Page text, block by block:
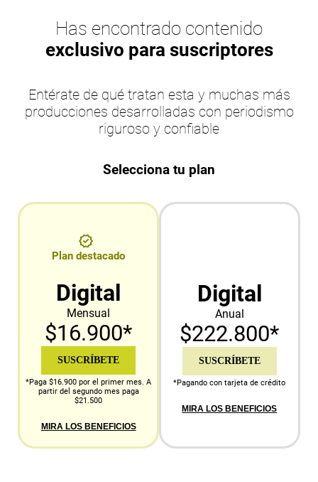
Has encontrado contenido
exclusivo para suscriptores
Entérate de qué tratan esta y muchas más
producciones desarrolladas con periodismo
riguroso y confiable
Selecciona tu plan
Plan destacado
Digital
Mensual
$16.900*
SUSCRÍBETE
*Paga $16.900 por el primer mes. A
partir del segundo mes paga
$21.500
MIRA LOS BENEFICIOS
Digital
Anual
$222.800*
SUSCRÍBETE
*Pagando con tarjeta de crédito
MIRA LOS BENEFICIOS